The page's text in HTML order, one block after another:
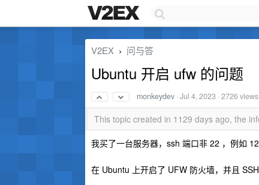
V2EX › 问与答
Ubuntu 开启 ufw 的问题
monkeydev ·Jul 4, 2023 · 2726 views
This topic created in 1129 days ago, the
我买了一台服务器，ssh 端口非 22 ，例如
在 Ubuntu 上开启了 UFW 防火墙，并且